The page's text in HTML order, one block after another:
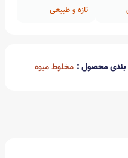
تازه و طبیعی
بندی محصول : مخلوط میوه